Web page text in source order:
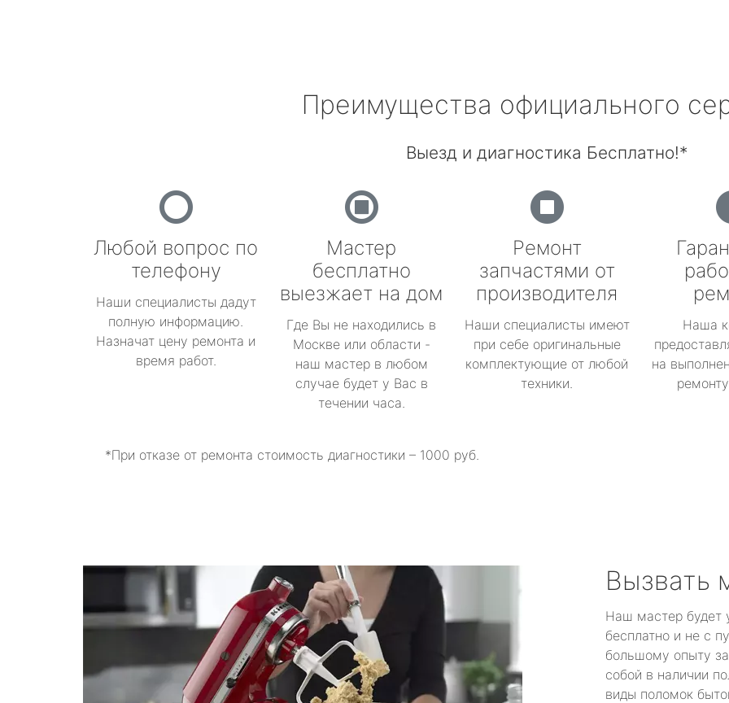
Преимущества официального
Выезд и диагностика Бесплатно!*
Любой вопрос по
телефону
Наши специалисты дадут
полную информацию.
Назначат цену ремонта и
время работ.
Мастер
бесплатно
выезжает на дом
Где Вы не находились в
Москве или области -
наш мастер в любом
случае будет у Вас в
течении часа.
Ремонт
запчастями от
производителя
Наши специалисты имеют
при себе оригинальные
комплектующие от любой
техники.
Наша
на
*При отказе от ремонта стоимость диагностики – 1000 руб.
Вызвать
Наш мастер будет
бесплатно и не с
большому опыту
собой в наличии
виды поломок